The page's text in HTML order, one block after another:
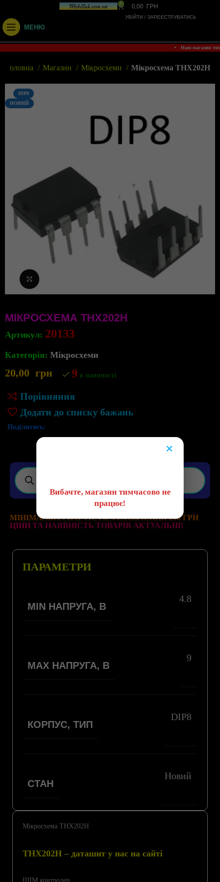
0 0,00 ГРН
УВІЙТИ / ЗАРЕЄСТРУВАТИСЬ
МЕНЮ
• Наш магазин
Головна Магазин Мікросхеми Мікросхема THX202H
DIP8
НОВИЙ
МІКРОСХЕМА THX202H
Артикул: 20133
Категорія: Мікросхеми
20,00 грн 9 в наявності
Порівняння
Додати до списку бажань
Поділитись:
МІНІМАЛЬНА ВАРТІСТЬ ЗАМОВЛЕННЯ 200 ГРН
ЦІНИ ТА НАЯВНІСТЬ ТОВАРІВ АКТУАЛЬНІ!
Мікросхема THX202H
THX202H – даташит у нас на сайті
ШІМ контролер
ПАРАМЕТРИ
MIN НАПРУГА, В
4.8
MAX НАПРУГА, В
9
КОРПУС, ТИП
DIP8
СТАН
Новий
×
Вибачте, магазин тимчасово не
працює!